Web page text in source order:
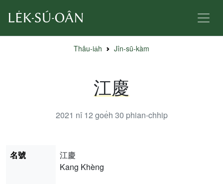
Thâu-ia̍h Jîn-sū-kàm
江慶
2021 nî 12 goe̍h 30 phian-chhip
名號
江慶
Kang Khèng